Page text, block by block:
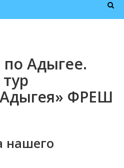
по Адыгее.
ФРЕШ
нашего